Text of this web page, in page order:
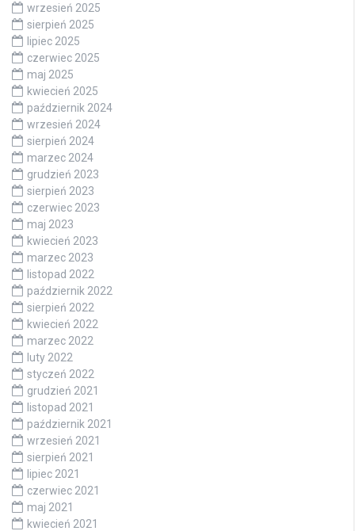
wrzesień 2025
sierpień 2025
lipiec 2025
czerwiec 2025
maj 2025
kwiecień 2025
październik 2024
wrzesień 2024
sierpień 2024
marzec 2024
grudzień 2023
sierpień 2023
czerwiec 2023
maj 2023
kwiecień 2023
marzec 2023
listopad 2022
październik 2022
sierpień 2022
kwiecień 2022
marzec 2022
luty 2022
styczeń 2022
grudzień 2021
listopad 2021
październik 2021
wrzesień 2021
sierpień 2021
lipiec 2021
czerwiec 2021
maj 2021
kwiecień 2021